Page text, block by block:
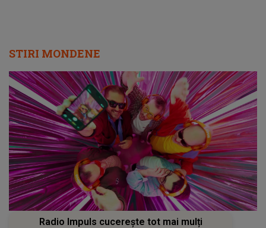
STIRI MONDENE
Radio Impuls cucerește tot mai mulți